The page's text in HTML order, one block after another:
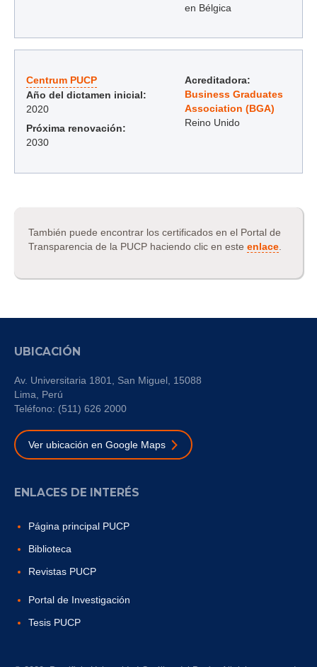
en Bélgica
Centrum PUCP
Año del dictamen inicial:
2020
Próxima renovación:
2030
Acreditadora:
Business Graduates
Association (BGA)
Reino Unido
También puede encontrar los certificados en el Portal de
Transparencia de la PUCP haciendo clic en este enlace
UBICACIÓN
Av. Universitaria 1801, San Miguel, 15088
Lima, Perú
Teléfono: (511) 626 2000
Ver ubicación en Google Maps
ENLACES DE INTERÉS
Página principal PUCP
Biblioteca
Revistas PUCP
Portal de Investigación
Tesis PUCP